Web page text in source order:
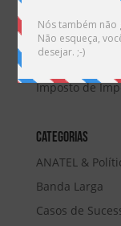
publicadas no
sexta-feira, 02/
Imposto de
Categorias
ANATEL &
Banda Larga
Casos de